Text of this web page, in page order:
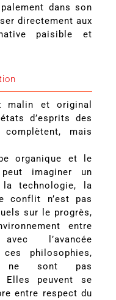
dans son
directement aux
paisible et
malin et original
d’esprits des
mais
organique et le
imaginer un
technologie, la
conflit n’est pas
sur le progrès,
entre
l’avancée
ces philosophies,
ne sont pas
Elles peuvent se
entre respect du